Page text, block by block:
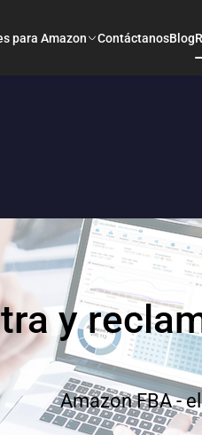
para Amazon ContáctanosBlog
y
Amazon FBA -